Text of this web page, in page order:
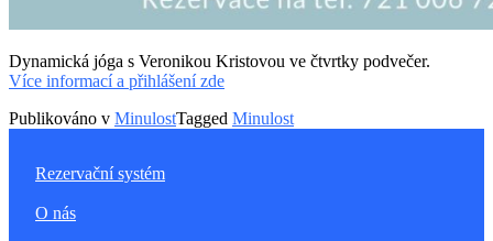
Dynamická jóga s Veronikou Kristovou ve čtvrtky podvečer.
Více informací a přihlášení zde
Publikováno v MinulostTagged Minulost
Rezervační systém
O nás